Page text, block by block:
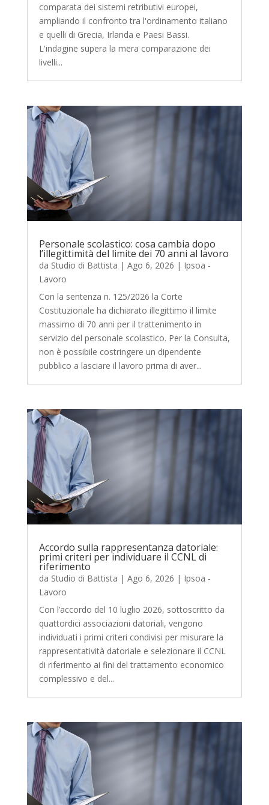
comparata dei sistemi retributivi europei,
ampliando il confronto tra l'ordinamento italiano
e quelli di Grecia, Irlanda e Paesi Bassi.
L'indagine supera la mera comparazione dei
livelli...
Personale scolastico: cosa cambia dopo
l’illegittimità del limite dei 70 anni al lavoro
da Studio di Battista | Ago 6, 2026 | Ipsoa -
Lavoro
Con la sentenza n. 125/2026 la Corte
Costituzionale ha dichiarato illegittimo il limite
massimo di 70 anni per il trattenimento in
servizio del personale scolastico. Per la Consulta,
non è possibile costringere un dipendente
pubblico a lasciare il lavoro prima di aver...
Accordo sulla rappresentanza datoriale:
primi criteri per individuare il CCNL di
riferimento
da Studio di Battista | Ago 6, 2026 | Ipsoa -
Lavoro
Con l’accordo del 10 luglio 2026, sottoscritto da
quattordici associazioni datoriali, vengono
individuati i primi criteri condivisi per misurare la
rappresentatività datoriale e selezionare il CCNL
di riferimento ai fini del trattamento economico
complessivo e del...